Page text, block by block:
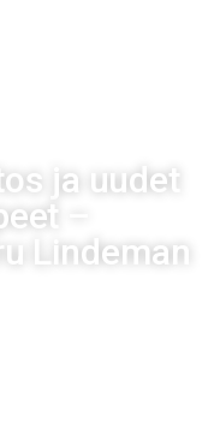
ja uudet
–
Lindeman